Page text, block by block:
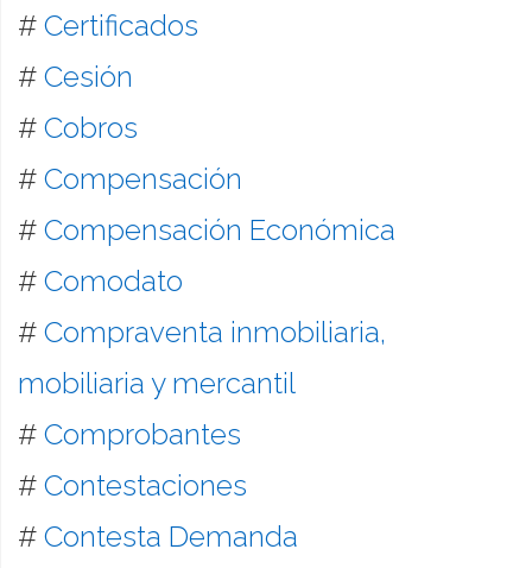
# Certificados
# Cesión
# Cobros
# Compensación
# Compensación Económica
# Comodato
# Compraventa inmobiliaria,
mobiliaria y mercantil
# Comprobantes
# Contestaciones
# Contesta Demanda